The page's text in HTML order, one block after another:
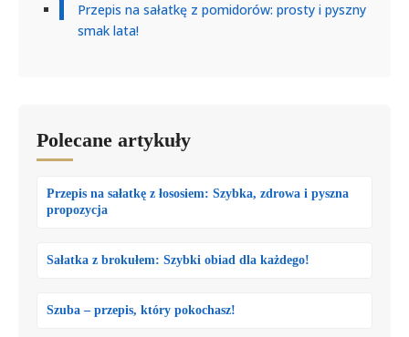
Przepis na sałatkę z pomidorów: prosty i pyszny
smak lata!
Polecane artykuły
Przepis na sałatkę z łososiem: Szybka, zdrowa i pyszna
propozycja
Sałatka z brokułem: Szybki obiad dla każdego!
Szuba – przepis, który pokochasz!